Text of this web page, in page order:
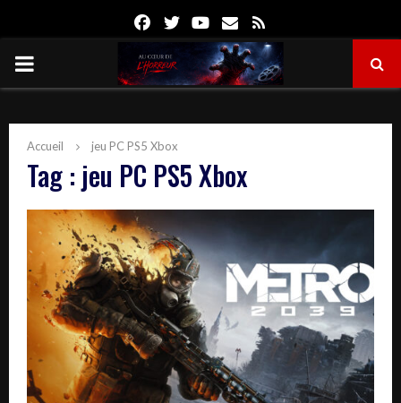
FacebookTwitterYoutube
Email
PRIMARY
Accueil jeu PC PS5 Xbox
Tag : jeu PC PS5 Xbox